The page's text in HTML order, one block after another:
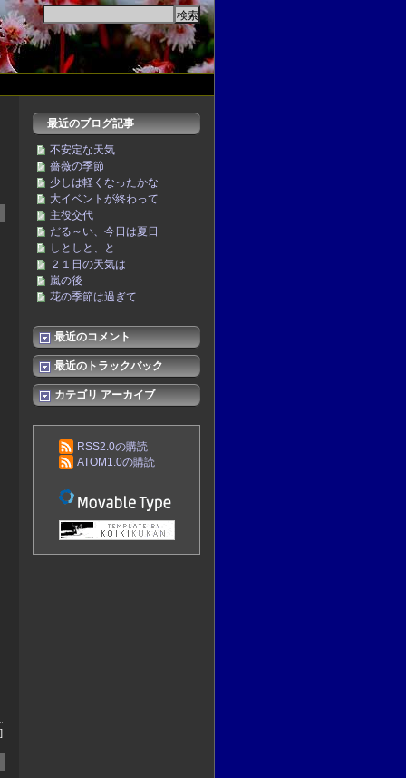
最近のブログ記事
不安定な天気
薔薇の季節
少しは軽くなったかな
大イベントが終わって
主役交代
だる～い、今日は夏日
しとしと、と
２１日の天気は
嵐の後
花の季節は過ぎて
最近のコメント
最近のトラックバック
カテゴリ アーカイブ
RSS2.0の購読
ATOM1.0の購読